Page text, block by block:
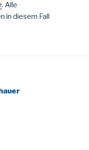
. Alle
diesem Fall